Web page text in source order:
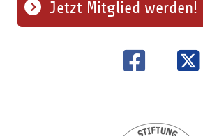
Jetzt Mitglied werden!